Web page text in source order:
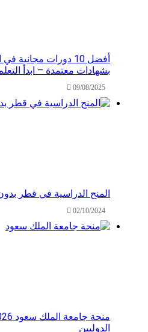
بشهادات معتمدة – ابدأ التعلم الآن
المنح الدراسية في قطر بدون ايلتس 2026
منحة جامعة